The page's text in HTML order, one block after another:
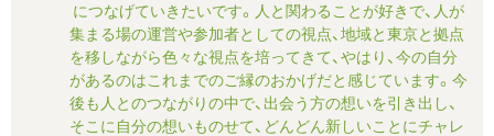
につなげていきたいです。人と関わることが好きで、人が
集まる場の運営や参加者としての視点、地域と東京と拠点
を移しながら色々な視点を培ってきて、やはり、今の自分
があるのはこれまでのご縁のおかげだと感じています。今
後も人とのつながりの中で、出会う方の想いを引き出し、
そこに自分の想いものせて、どんどん新しいことにチャレ